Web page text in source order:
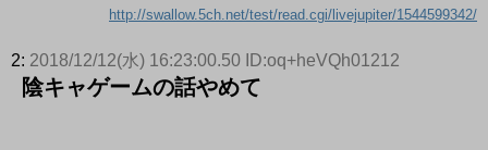
http://swallow.5ch.net/test/read.cgi/livejupiter/1544599342/
2: 2018/12/12(水) 16:23:00.50 ID:oq+heVQh01212
陰キャゲームの話やめて